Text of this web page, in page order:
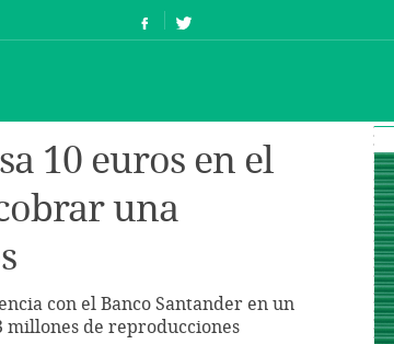
10 euros en el
una
con el Banco Santander en un
millones de reproducciones